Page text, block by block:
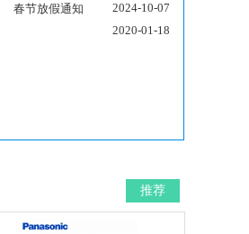
2024-10-07
春节放假通知
2020-01-18
推荐